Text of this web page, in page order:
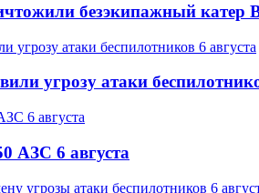
безэкипажный катер
угрозу атаки
АЗС 6 августа